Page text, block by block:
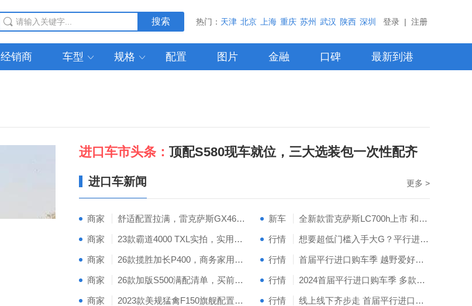
搜索 热门： 天津 北京 上海 重庆 苏州 武汉 陕西 深圳 登录 | 注册
经销商 车型  规格  配置 图片 金融 口碑 最新到港
进口车市头条： 顶配S580现车就位，三大选装包一次性配齐
进口车新闻 更多 >
商家 舒适配置拉满，雷克萨斯GX460配置分享
商家 23款霸道4000 TXL实拍，实用配置全配齐
商家 26款揽胜加长P400，商务家用两不误
商家 26款加版S500满配清单，买前收藏
商家 2023款美规猛禽F150旗舰配置动力强劲
新车 全新款雷克萨斯LC700h上市 和LX600都有哪些不同？
行情 想要超低门槛入手大G？平行进口购车季诚邀您的到来
行情 首届平行进口购车季 越野爱好者盛会火热进行中！
行情 2024首届平行进口购车季 多款大V8车型倾力奉献
行情 线上线下齐步走 首届平行进口购车节火热进行中